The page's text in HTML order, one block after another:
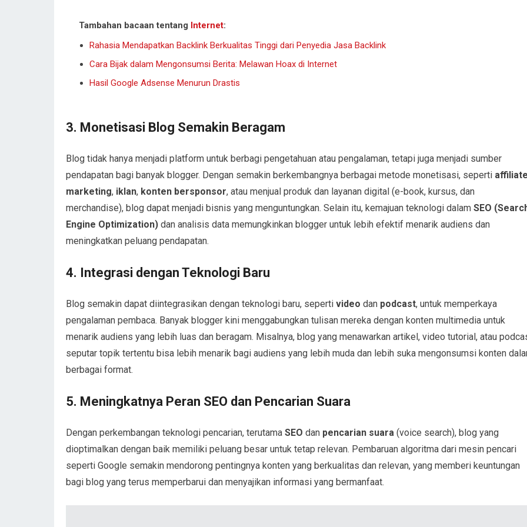
Tambahan bacaan tentang Internet:
Rahasia Mendapatkan Backlink Berkualitas Tinggi dari Penyedia Jasa Backlink
Cara Bijak dalam Mengonsumsi Berita: Melawan Hoax di Internet
Hasil Google Adsense Menurun Drastis
3. Monetisasi Blog Semakin Beragam
Blog tidak hanya menjadi platform untuk berbagi pengetahuan atau pengalaman, tetapi juga menjadi sumber
pendapatan bagi banyak blogger. Dengan semakin berkembangnya berbagai metode monetisasi, seperti
marketing, iklan, konten bersponsor, atau menjual produk dan layanan digital (e-book, kursus, dan
merchandise), blog dapat menjadi bisnis yang menguntungkan. Selain itu, kemajuan teknologi dalam SEO
Engine Optimization) dan analisis data memungkinkan blogger untuk lebih efektif menarik audiens dan
meningkatkan peluang pendapatan.
4. Integrasi dengan Teknologi Baru
Blog semakin dapat diintegrasikan dengan teknologi baru, seperti video dan podcast, untuk memperkaya
pengalaman pembaca. Banyak blogger kini menggabungkan tulisan mereka dengan konten multimedia untuk
menarik audiens yang lebih luas dan beragam. Misalnya, blog yang menawarkan artikel, video tutorial, atau
seputar topik tertentu bisa lebih menarik bagi audiens yang lebih muda dan lebih suka mengonsumsi konten
berbagai format.
5. Meningkatnya Peran SEO dan Pencarian Suara
Dengan perkembangan teknologi pencarian, terutama SEO dan pencarian suara (voice search), blog yang
dioptimalkan dengan baik memiliki peluang besar untuk tetap relevan. Pembaruan algoritma dari mesin pencari
seperti Google semakin mendorong pentingnya konten yang berkualitas dan relevan, yang memberi keuntungan
bagi blog yang terus memperbarui dan menyajikan informasi yang bermanfaat.